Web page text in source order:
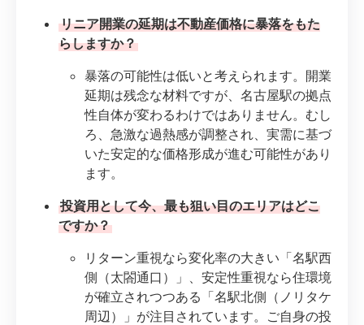
リニア開業の延期は不動産価格に暴落をもた
らしますか？
暴落の可能性は低いと考えられます。開業
延期は残念な材料ですが、名古屋駅の拠点
性自体が変わるわけではありません。むし
ろ、急激な過熱感が調整され、実需に基づ
いた安定的な価格形成が進む可能性があり
ます。
投資用として今、最も狙い目のエリアはどこ
ですか？
リターン重視なら変化率の大きい「名駅西
側（太閤通口）」、安定性重視なら住環境
が確立されつつある「名駅北側（ノリタケ
周辺）」が注目されています。ご自身の投